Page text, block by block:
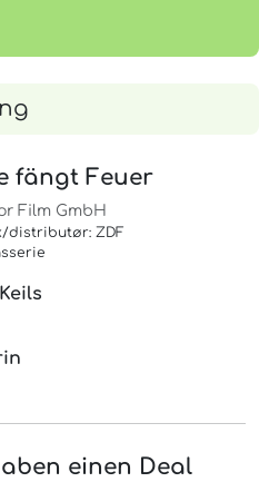
fängt Feuer
Film GmbH
distributør: ZDF
einen Deal